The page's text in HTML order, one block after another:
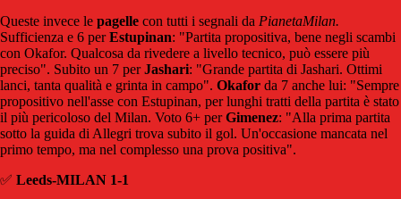
Queste invece le pagelle con tutti i segnali da PianetaMilan.
Sufficienza e 6 perEstupinan: "Partita propositiva, bene negli scambi
con Okafor. Qualcosa da rivedere a livello tecnico, può essere più
preciso". Subito un 7 perJashari: "Grande partita di Jashari. Ottimi
lanci, tanta qualità e grinta in campo". Okafor da 7 anche lui: "Sempre
propositivo nell'asse con Estupinan, per lunghi tratti della partita è stato
il più pericoloso del Milan. Voto 6+ perGimenez: "Alla prima partita
sotto la guida di Allegri trova subito il gol. Un'occasione mancata nel
primo tempo, ma nel complesso una prova positiva".
✅ Leeds-MILAN 1-1